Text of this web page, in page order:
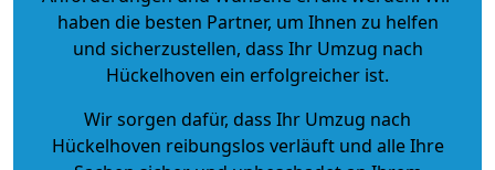
haben die besten Partner, um Ihnen zu helfen
und sicherzustellen, dass Ihr Umzug nach
Hückelhoven ein erfolgreicher ist.
Wir sorgen dafür, dass Ihr Umzug nach
Hückelhoven reibungslos verläuft und alle Ihre